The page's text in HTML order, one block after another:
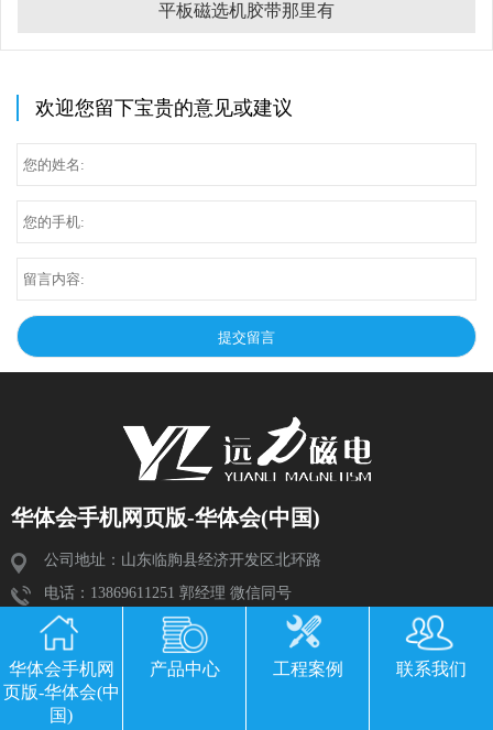
平板磁选机胶带那里有
欢迎您留下宝贵的意见或建议
华体会手机网页版-华体会(中国)
公司地址：山东临朐县经济开发区北环路
电话：13869611251 郭经理 微信同号
传真：0536-3435877
邮箱：2534224609@qq.com
华体会手机网
页版-华体会(中
国)
产品中心 工程案例 联系我们